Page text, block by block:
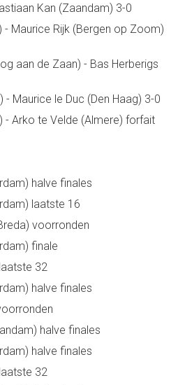
Kan (Zaandam) 3-0
- Maurice Rijk (Bergen op Zoom)
aan de Zaan) - Bas Herberigs
- Maurice le Duc (Den Haag) 3-0
- Arko te Velde (Almere) forfait
halve finales
laatste 16
voorronden
finale
32
halve finales
halve finales
halve finales
32